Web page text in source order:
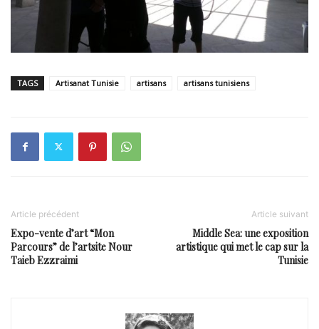
TAGS Artisanat Tunisie artisans artisans tunisiens
Article précédent
Expo-vente d’art “Mon
Parcours” de l’artsite Nour
Taieb Ezzraimi
Article suivant
Middle Sea: une exposition
artistique qui met le cap sur la
Tunisie